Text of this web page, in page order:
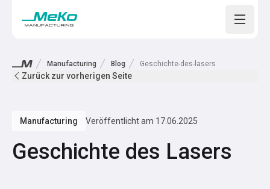
Open
Manufacturing Blog Geschichte-des-lasers
Zurück zur vorherigen Seite
Manufacturing Veröffentlicht am 17.06.2025
Geschichte des Lasers